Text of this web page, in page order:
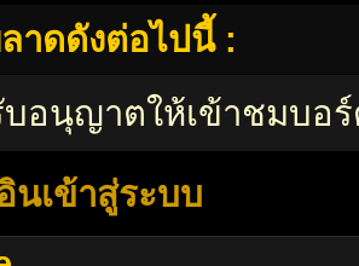
าดดังต่อไปนี้ :
อนุญาตให้เข้าชมบอ
เข้าสู่ระบบ